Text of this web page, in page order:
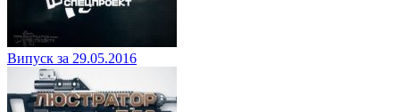
Випуск за 29.05.2016